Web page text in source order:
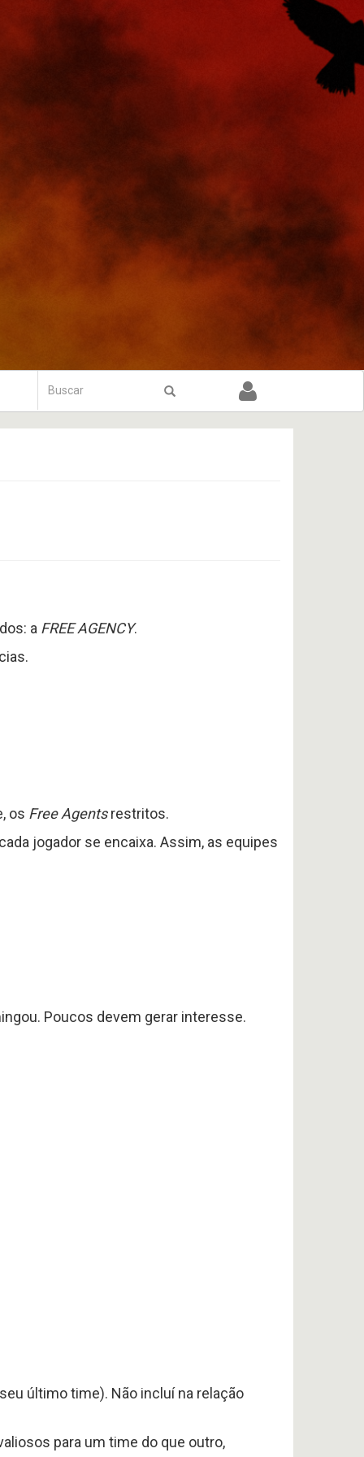
Formulário
de
busca
Buscar
a FREE AGENCY.
os Free Agentsrestritos.
jogador se encaixa. Assim, as equipes
Poucos devem gerar interesse.
último time). Não incluí na relação
para um time do que outro,